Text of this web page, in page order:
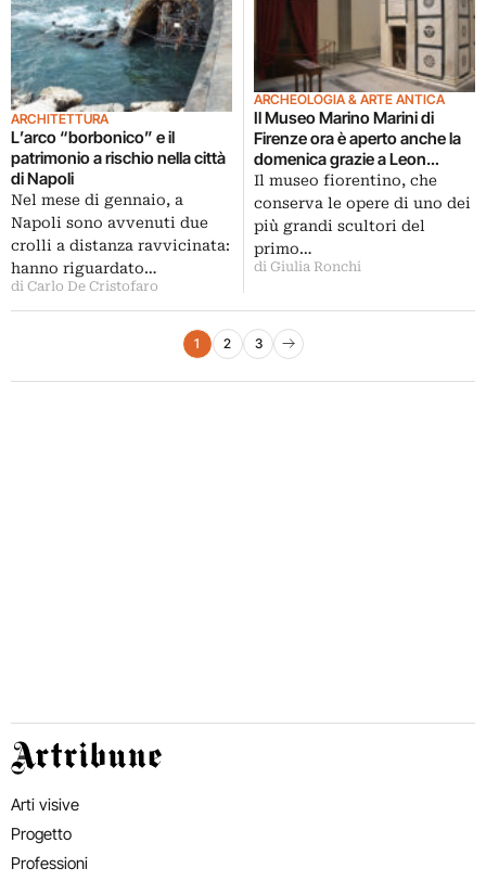
ARCHITETTURA
L’arco “borbonico” e il
patrimonio a rischio nella città
di Napoli
Nel mese di gennaio, a
Napoli sono avvenuti due
crolli a distanza ravvicinata:
hanno riguardato…
di Carlo De Cristofaro
ARCHEOLOGIA & ARTE ANTICA
Il Museo Marino Marini di
Firenze ora è aperto anche la
domenica grazie a Leon
Battista Alberti
Il museo fiorentino, che
conserva le opere di uno dei
più grandi scultori del
primo…
di Giulia Ronchi
Paginazione degli articoli
1 2 3
Pagina successiva
Artribune
Arti visive
Progetto
Professioni